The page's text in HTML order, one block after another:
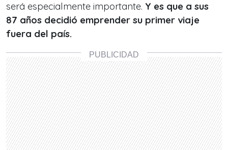
será especialmente importante. Y es que a sus
87 años decidió emprender su primer viaje
fuera del país.